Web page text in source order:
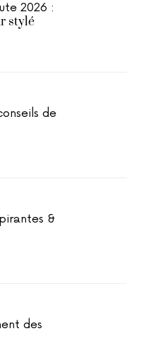
2026 :
stylé
de
&
des